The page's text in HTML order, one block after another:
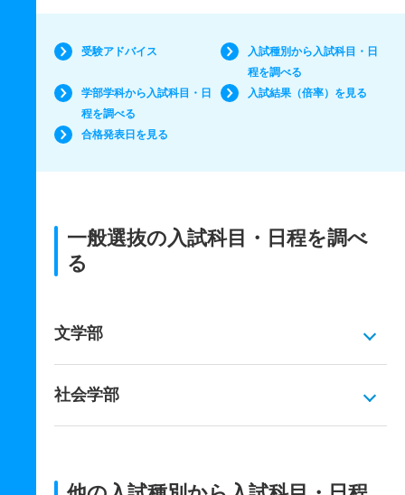
受験アドバイス
入試種別から入試科目・日
程を調べる
学部学科から入試科目・日
程を調べる
入試結果（倍率）を見る
合格発表日を見る
一般選抜の入試科目・日程を調べ
る
文学部
社会学部